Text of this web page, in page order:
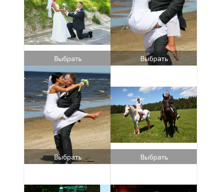
Выбрать Выбрать
Выбрать Выбрать